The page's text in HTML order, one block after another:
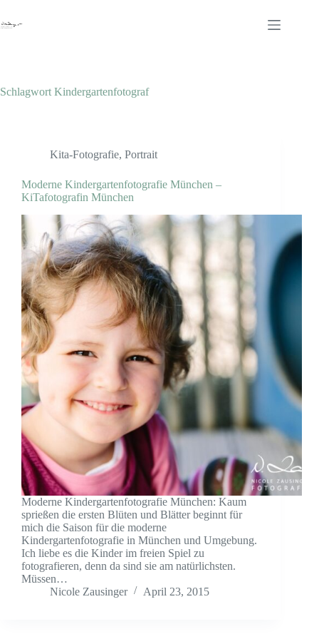
springen
Schlagwort Kindergartenfotograf
Kita-Fotografie, Portrait
Moderne Kindergartenfotografie München –
KiTafotografin München
Moderne Kindergartenfotografie München: Kaum
sprießen die ersten Blüten und Blätter beginnt für
mich die Saison für die moderne
Kindergartenfotografie in München und Umgebung.
Ich liebe es die Kinder im freien Spiel zu
fotografieren, denn da sind sie am natürlichsten.
Müssen…
Nicole Zausinger
April 23, 2015